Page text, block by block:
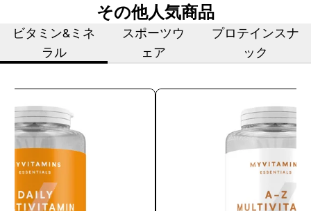
その他人気商品
ビタミン&ミネ
ラル
スポーツウ
ェア
プロテインスナ
ック